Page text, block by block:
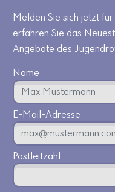
Melden Sie sich jetzt
erfahren Sie das
Angebote des
Name
E-Mail-Adresse
Postleitzahl